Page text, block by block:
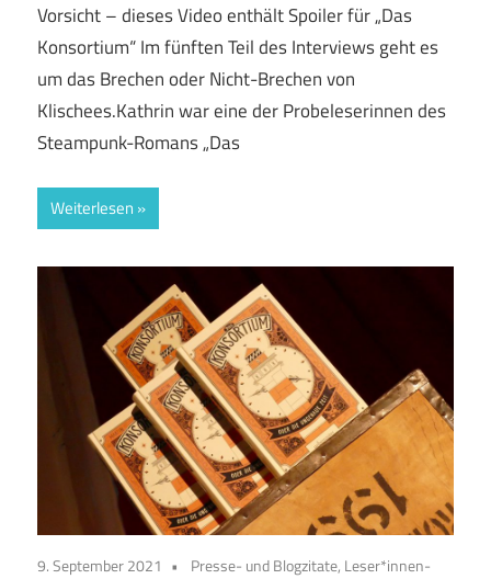
Vorsicht – dieses Video enthält Spoiler für „Das
Konsortium“ Im fünften Teil des Interviews geht es
um das Brechen oder Nicht-Brechen von
Klischees.Kathrin war eine der Probeleserinnen des
Steampunk-Romans „Das
Weiterlesen
9. September 2021
Presse- und Blogzitate, Leser*innen-